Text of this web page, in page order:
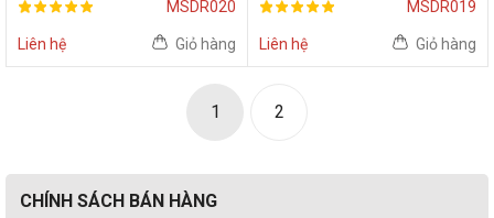
MSDR020
Liên hệ Giỏ hàng
MSDR019
Liên hệ Giỏ hàng
1 2
CHÍNH SÁCH BÁN HÀNG